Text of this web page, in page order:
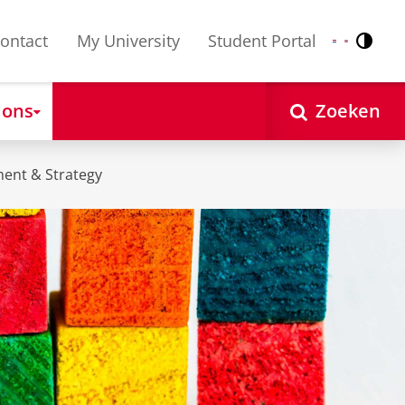
My University Student Portal Nederlands
English
Zoeken
& Strategy